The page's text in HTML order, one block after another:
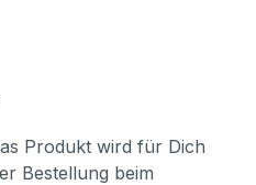
Produkt wird für Dich
Bestellung beim